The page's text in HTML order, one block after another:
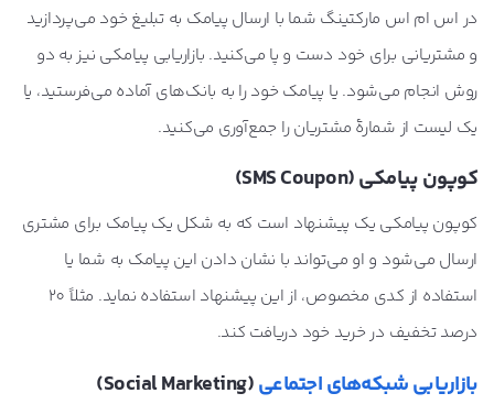
در اس ام اس مارکتینگ شما با ارسال پیامک به تبلیغ خود می‌پردازید
و مشتریانی برای خود دست و پا می‌کنید. بازاریابی پیامکی نیز به دو
روش انجام می‌شود. یا پیامک خود را به بانک‌های آماده می‌فرستید، یا
یک لیست از شمارۀ مشتریان را جمع‌آوری می‌کنید.
کوپون پیامکی (SMS Coupon)
کوپون پیامکی یک پیشنهاد است که به شکل یک پیامک برای مشتری
ارسال می‌شود و او می‌تواند با نشان دادن این پیامک به شما یا
استفاده از کدی مخصوص، از این پیشنهاد استفاده نماید. مثلاً 20
درصد تخفیف در خرید خود دریافت کند.
بازاریابی شبکه‌های اجتماعی(Social Marketing)